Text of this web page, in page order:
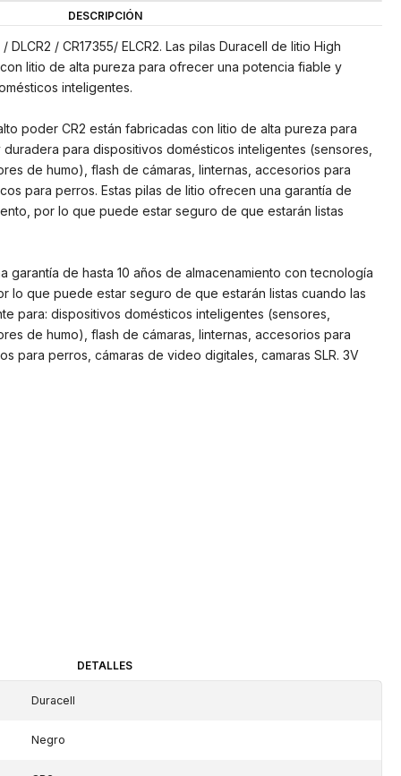
DESCRIPCIÓN
/ CR17355/ ELCR2. Las pilas Duracell de litio High
litio de alta pureza para ofrecer una potencia fiable y
inteligentes.
poder CR2 están fabricadas con litio de alta pureza para
para dispositivos domésticos inteligentes (sensores,
de humo), flash de cámaras, linternas, accesorios para
para perros. Estas pilas de litio ofrecen una garantía de
por lo que puede estar seguro de que estarán listas
garantía de hasta 10 años de almacenamiento con tecnología
lo que puede estar seguro de que estarán listas cuando las
para: dispositivos domésticos inteligentes (sensores,
de humo), flash de cámaras, linternas, accesorios para
para perros, cámaras de video digitales, camaras SLR. 3V
DETALLES
Duracell
Negro